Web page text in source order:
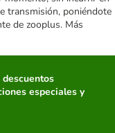
transmisión, poniéndote
de zooplus. Más
descuentos
especiales y